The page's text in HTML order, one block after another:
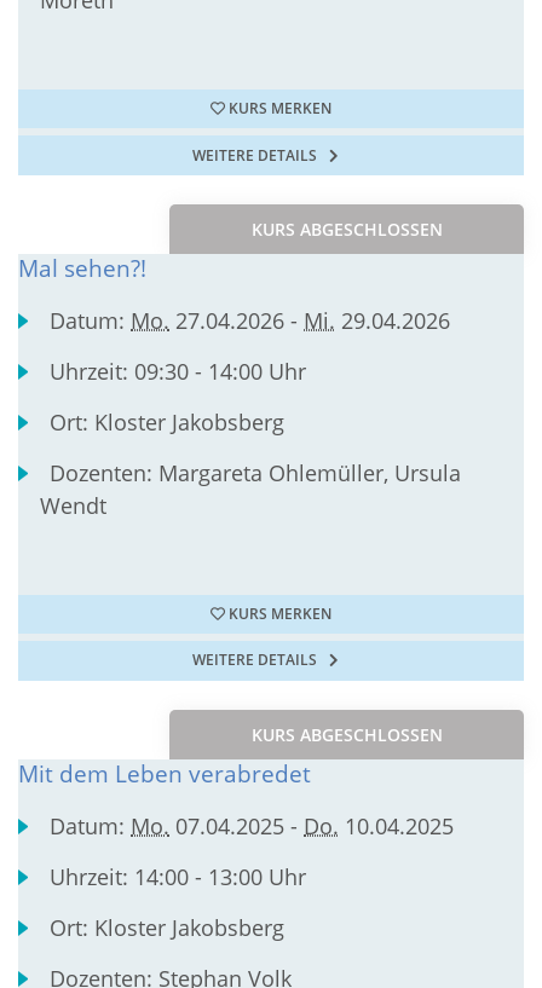
KURS MERKEN
WEITERE DETAILS
KURS ABGESCHLOSSEN
Mal sehen?!
Datum: Mo. 27.04.2026 - Mi. 29.04.2026
Uhrzeit: 09:30 - 14:00 Uhr
Ort: Kloster Jakobsberg
Dozenten: Margareta Ohlemüller, Ursula
Wendt
KURS MERKEN
WEITERE DETAILS
KURS ABGESCHLOSSEN
Mit dem Leben verabredet
Datum: Mo. 07.04.2025 - Do. 10.04.2025
Uhrzeit: 14:00 - 13:00 Uhr
Ort: Kloster Jakobsberg
Dozenten: Stephan Volk